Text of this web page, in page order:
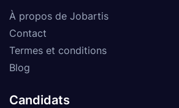
À propos de Jobartis
Contact
Termes et conditions
Blog
Candidats